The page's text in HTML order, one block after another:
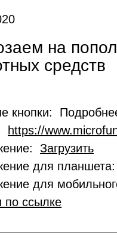
на
средств
кнопки:
https://
Загрузить
для планшета:
для
по ссылке